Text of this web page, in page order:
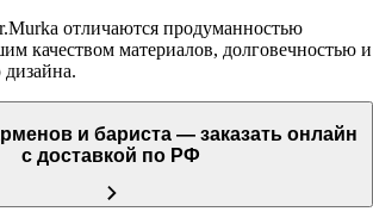
отличаются продуманностью
качеством материалов, долговечностью и
и бариста — заказать онлайн
с доставкой по РФ